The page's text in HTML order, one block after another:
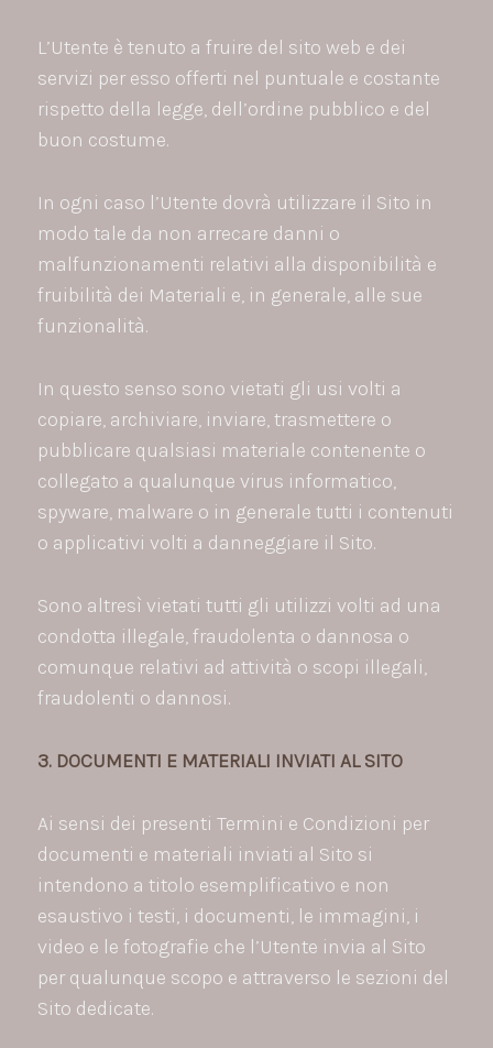
L’Utente è tenuto a fruire del sito web e dei
servizi per esso offerti nel puntuale e costante
rispetto della legge, dell’ordine pubblico e del
buon costume.
In ogni caso l’Utente dovrà utilizzare il Sito in
modo tale da non arrecare danni o
malfunzionamenti relativi alla disponibilità e
fruibilità dei Materiali e, in generale, alle sue
funzionalità.
In questo senso sono vietati gli usi volti a
copiare, archiviare, inviare, trasmettere o
pubblicare qualsiasi materiale contenente o
collegato a qualunque virus informatico,
spyware, malware o in generale tutti i contenuti
o applicativi volti a danneggiare il Sito.
Sono altresì vietati tutti gli utilizzi volti ad una
condotta illegale, fraudolenta o dannosa o
comunque relativi ad attività o scopi illegali,
fraudolenti o dannosi.
3. DOCUMENTI E MATERIALI INVIATI AL SITO
Ai sensi dei presenti Termini e Condizioni per
documenti e materiali inviati al Sito si
intendono a titolo esemplificativo e non
esaustivo i testi, i documenti, le immagini, i
video e le fotografie che l’Utente invia al Sito
per qualunque scopo e attraverso le sezioni del
Sito dedicate.